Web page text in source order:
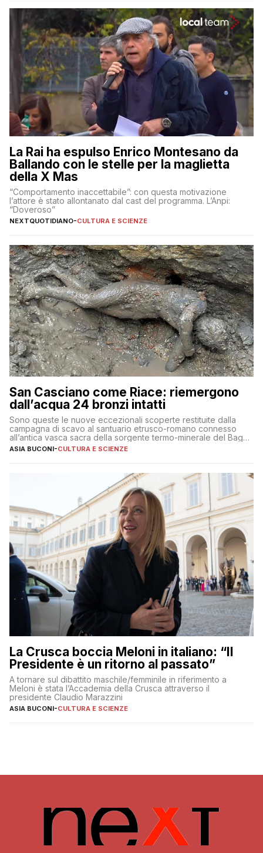
La Rai ha espulso Enrico Montesano da
Ballando con le stelle per la maglietta
della X Mas
“Comportamento inaccettabile”: con questa motivazione
l’attore è stato allontanato dal cast del programma. L’Anpi:
“Doveroso”
NEXTQUOTIDIANO-CULTURA E SCIENZE
San Casciano come Riace: riemergono
dall’acqua 24 bronzi intatti
Sono queste le nuove eccezionali scoperte restituite dalla
campagna di scavo al santuario etrusco-romano connesso
all’antica vasca sacra della sorgente termo-minerale del Bagno
Grande
ASIA BUCONI-CULTURA E SCIENZE
La Crusca boccia Meloni in italiano: “Il
Presidente è un ritorno al passato”
A tornare sul dibattito maschile/femminile in riferimento a
Meloni è stata l’Accademia della Crusca attraverso il
presidente Claudio Marazzini
ASIA BUCONI-CULTURA E SCIENZE